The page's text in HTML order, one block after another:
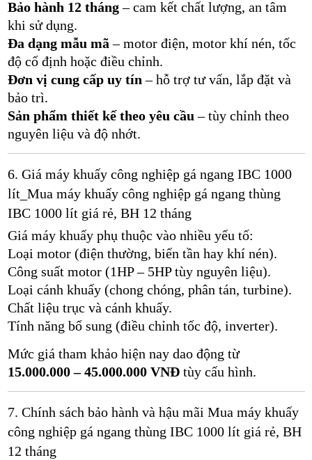
Bảo hành 12 tháng– cam kết chất lượng, an tâm
khi sử dụng.
Đa dạng mẫu mã – motor điện, motor khí nén, tốc
độ cố định hoặc điều chỉnh.
Đơn vị cung cấp uy tín – hỗ trợ tư vấn, lắp đặt và
bảo trì.
Sản phẩm thiết kế theo yêu cầu – tùy chỉnh theo
nguyên liệu và độ nhớt.
6. Giá máy khuấy công nghiệp gá ngang IBC 1000
lít_Mua máy khuấy công nghiệp gá ngang thùng
IBC 1000 lít giá rẻ, BH 12 tháng
Giá máy khuấy phụ thuộc vào nhiều yếu tố:
Loại motor (điện thường, biến tần hay khí nén).
Công suất motor (1HP – 5HP tùy nguyên liệu).
Loại cánh khuấy (chong chóng, phân tán, turbine).
Chất liệu trục và cánh khuấy.
Tính năng bổ sung (điều chỉnh tốc độ, inverter).
Mức giá tham khảo hiện nay dao động từ
15.000.000 – 45.000.000 VNĐtùy cấu hình.
7. Chính sách bảo hành và hậu mãi Mua máy khuấy
công nghiệp gá ngang thùng IBC 1000 lít giá rẻ, BH
12 tháng